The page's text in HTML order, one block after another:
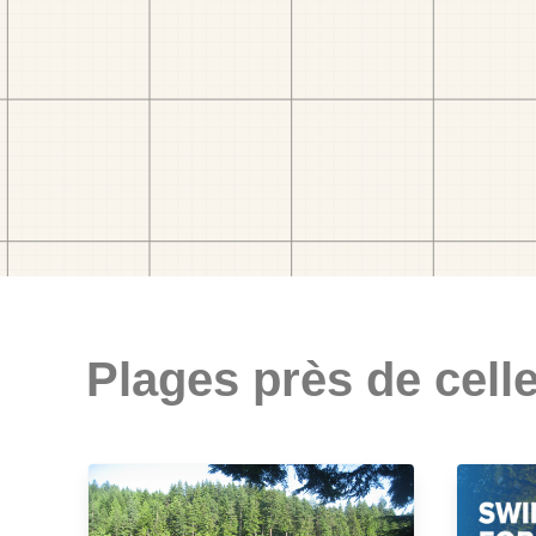
Plages près de